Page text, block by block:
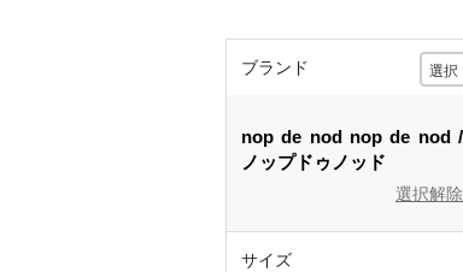
ブランド 選択
nop de nod nop de nod
ノップドゥノッド
選択解除
サイズ